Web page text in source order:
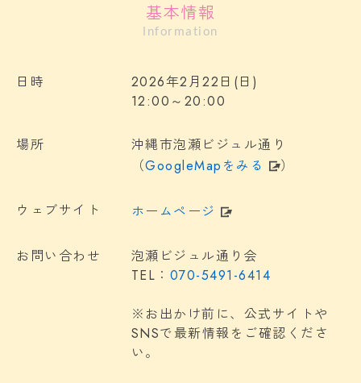
基本情報
Information
日時
2026年2月22日(日)
12:00～20:00
場所
沖縄市泡瀬ビジュル通り
（GoogleMapをみる ）
ウェブサイト ホームページ
お問い合わせ
泡瀬ビジュル通り会
TEL： 070-5491-6414
※お出かけ前に、公式サイトや
SNSで最新情報をご確認くださ
い。